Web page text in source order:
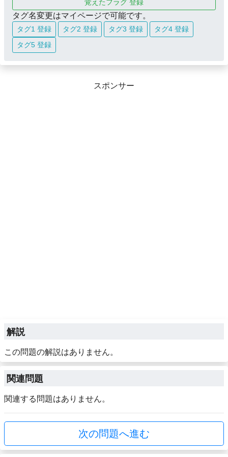
覚えたフラグ 登録
タグ名変更はマイページで可能です。
タグ1 登録 タグ2 登録 タグ3 登録
タグ4 登録
タグ5 登録
スポンサー
解説
この問題の解説はありません。
関連問題
関連する問題はありません。
次の問題へ進む